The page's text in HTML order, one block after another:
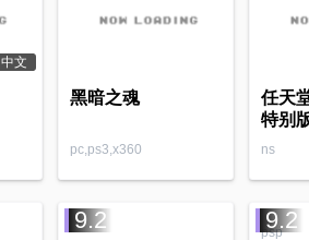
中文
黑暗之魂
pc,ps3,x360
任天
特别
ns
9.2 9.2
psp